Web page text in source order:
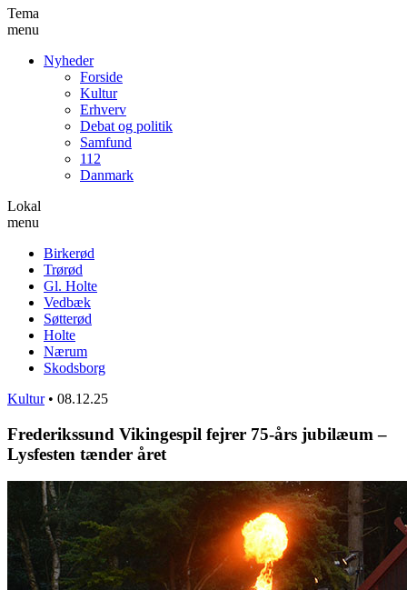
Tema
menu
Nyheder
Forside
Kultur
Erhverv
Debat og politik
Samfund
112
Danmark
Lokal
menu
Birkerød
Trørød
Gl. Holte
Vedbæk
Søtterød
Holte
Nærum
Skodsborg
Kultur • 08.12.25
Frederikssund Vikingespil fejrer 75-års jubilæum –
Lysfesten tænder året